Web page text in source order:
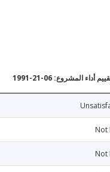
أداء المشروع: 06-21-1991
Not
Not